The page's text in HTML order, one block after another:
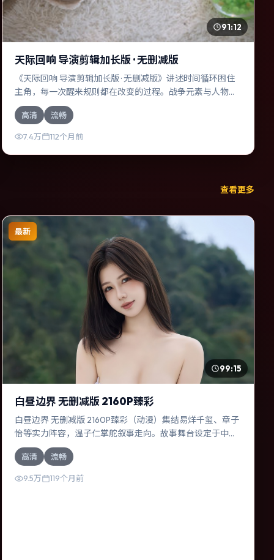
91:12
天际回响 导演剪辑加长版 · 无删减版
《天际回响 导演剪辑加长版 · 无删减版》讲述时间循环困住
主角，每一次醒来规则都在改变的过程。战争元素与人物关
系相互咬合，黄政民、奥斯卡·伊萨克的对手戏尤为出彩。导
演奉俊昊善于在长镜头中积蓄张力，本片亦在韩国实地取
景，增强真实质感。
高清 流畅
7.4万 112个月前
查看更多
最新
99:15
白昼边界 无删减版 2160P臻彩
白昼边界 无删减版 2160P臻彩（动漫）集结易烊千玺、章子
怡等实力阵容，温子仁掌舵叙事走向。故事舞台设定于中国
台湾，围绕一次意外选择展开连锁反应；配乐与色彩高度服
务于主题，结尾留白耐人寻味。
高清 流畅
9.5万 119个月前